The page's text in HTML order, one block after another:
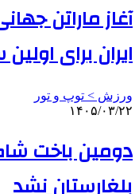
آغاز ماراتن
ایران برای
ورزش > توپ و تور
۱۴۰۵/۰۳/۲۲
دومین باخت
بلغارستان نشد